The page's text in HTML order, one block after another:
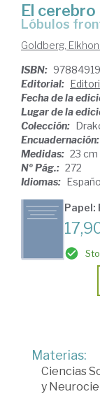
El
Lóbulos
Goldberg,
ISBN:
Editorial:
Fecha de la
Lugar de la
Colección:
Encuadernación:
Medidas: 23 cm
Nº Pág.: 272
Idiomas:
Papel:
Materias:
Ciencias
y